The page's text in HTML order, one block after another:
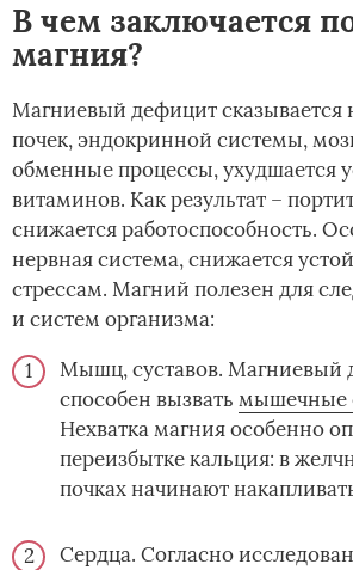
В чем заключается
магния?
Магниевый дефицит сказывается
почек, эндокринной системы,
обменные процессы, ухудшается
витаминов. Как результат –
снижается работоспособность.
нервная система, снижается
стрессам. Магний полезен для
и систем организма:
Мышц, суставов. Магниевый
способен вызвать мышечные
Нехватка магния особенно
переизбытке кальция: в
почках начинают
Сердца. Согласно